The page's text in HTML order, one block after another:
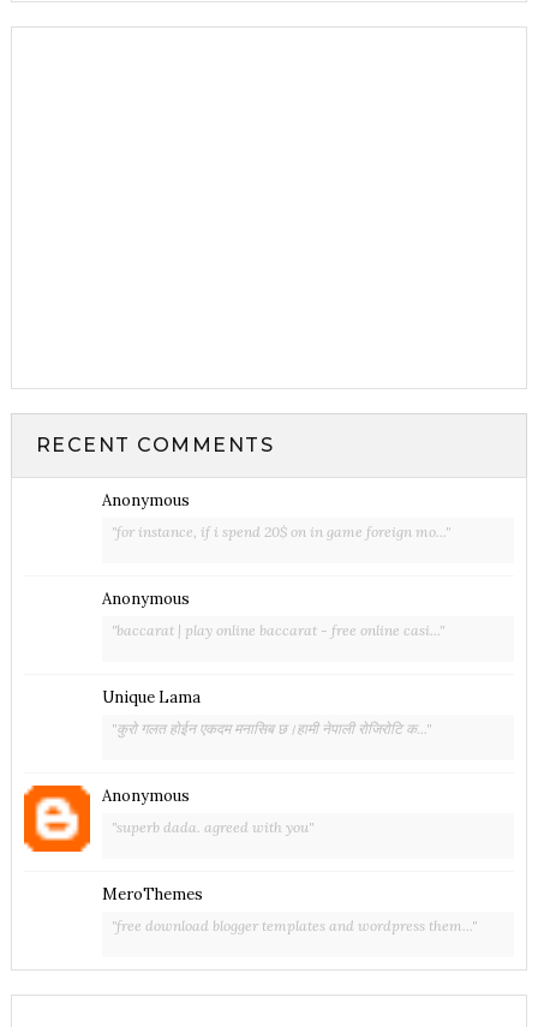
RECENT COMMENTS
Anonymous
"for instance, if i spend 20$ on in game foreign mo..."
Anonymous
"baccarat | play online baccarat - free online casi..."
Unique Lama
"कुरो गलत होईन एकदम मनासिब छ।हामी नेपाली रोजिरोटि क..."
Anonymous
"superb dada. agreed with you"
MeroThemes
"free download blogger templates and wordpress them..."